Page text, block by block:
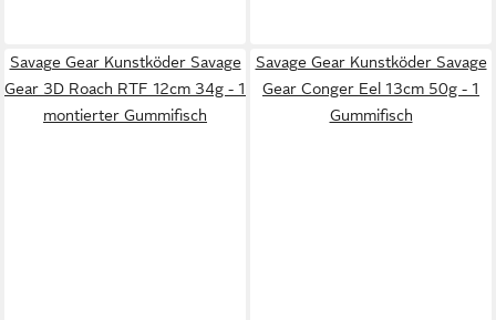
Savage Gear Kunstköder Savage
Gear 3D Roach RTF 12cm 34g - 1
montierter Gummifisch
Savage Gear Kunstköder Savage
Gear Conger Eel 13cm 50g - 1
Gummifisch